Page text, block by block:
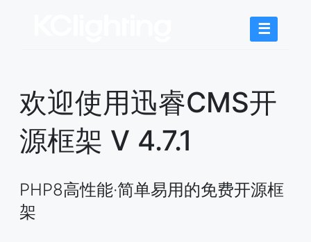
☰
欢迎使用迅睿CMS开
源框架 V 4.7.1
PHP8高性能·简单易用的免费开源框
架